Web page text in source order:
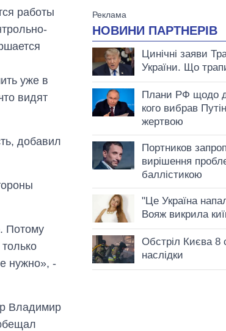
работы
уже в
видят
добавил
Потому
нужно», -
Владимир